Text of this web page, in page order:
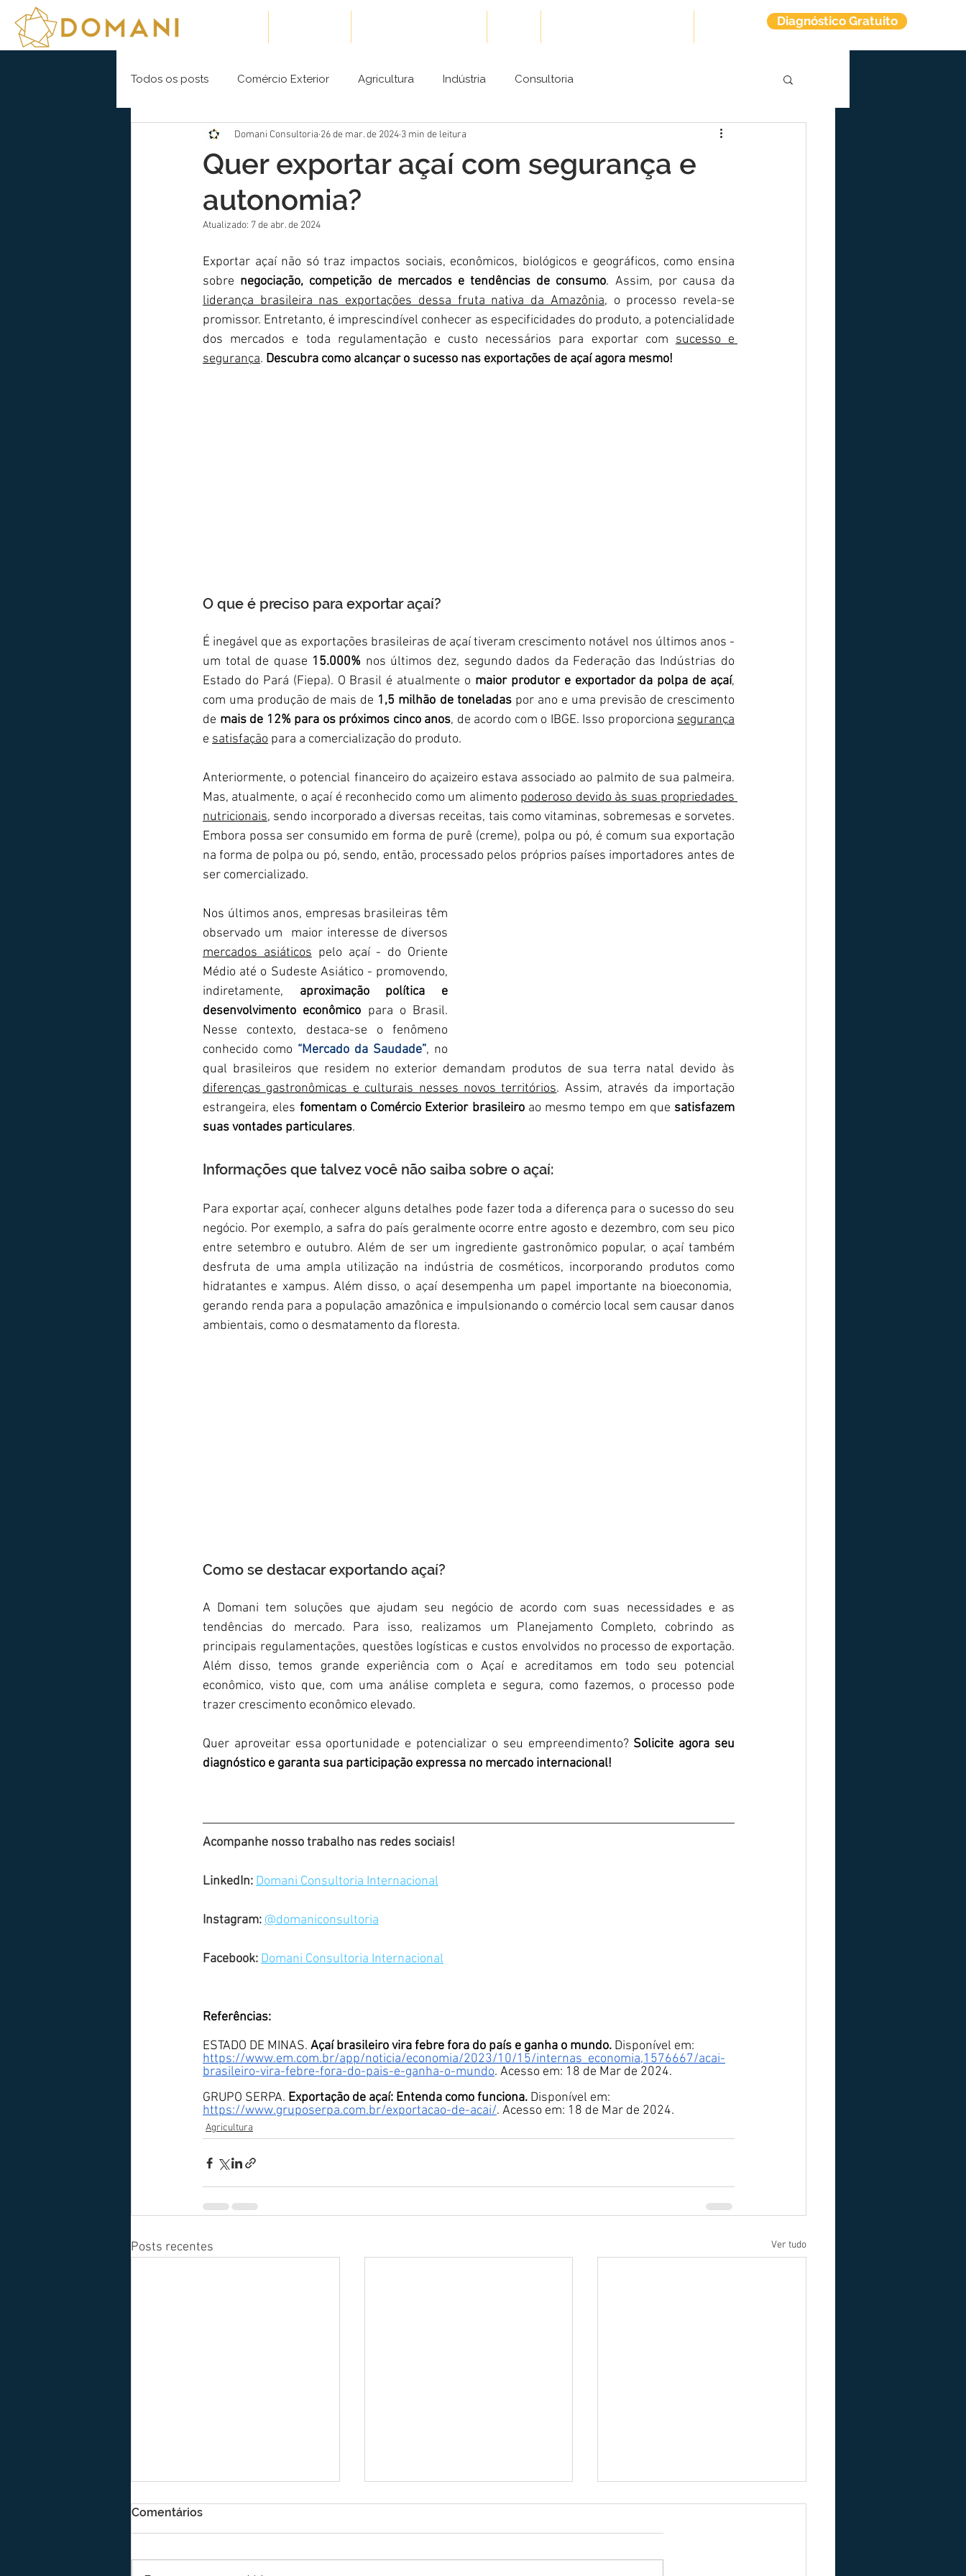
Diagnóstico Gratuito
Todos os posts Comércio Exterior Agricultura Indústria Consultoria
Quer exportar açaí com segurança e
autonomia?
Domani Consultoria 26 de mar. de 2024 3 min de leitura
Atualizado: 7 de abr. de 2024
Exportar açaí não só traz impactos sociais, econômicos, biológicos e geográficos, como ensina
sobre negociação, competição de mercados e tendências de consumo
liderança brasileira nas exportações dessa fruta nativa da Amazônia, o processo revela-se
promissor. Entretanto, é imprescindível conhecer as especificidades do produto, a potencialidade
dos mercados e toda regulamentação e custo necessários para exportar com sucesso e
segurança. Descubra como alcançar o sucesso nas exportações de açaí agora mesmo!
O que é preciso para exportar açaí?
É inegável que as exportações brasileiras de açaí tiveram crescimento notável nos últimos anos -
um total de quase 15.000% nos últimos dez, segundo dados da Federação das Indústrias do
Estado do Pará (Fiepa). O Brasil é atualmente o maior produtor e exportador da polpa de açaí,
com uma produção de mais de 1,5 milhão de toneladas por ano e uma previsão de crescimento
de mais de 12% para os próximos cinco anos, de acordo com o IBGE. Isso proporciona segurança
e satisfação para a comercialização do produto.
Anteriormente, o potencial financeiro do açaizeiro estava associado ao palmito de sua palmeira.
Mas, atualmente, o açaí é reconhecido como um alimento poderoso devido às suas propriedades
nutricionais, sendo incorporado a diversas receitas, tais como vitaminas, sobremesas e sorvetes.
Embora possa ser consumido em forma de purê (creme), polpa ou pó, é comum sua exportação
na forma de polpa ou pó, sendo, então, processado pelos próprios países importadores antes de
ser comercializado.
Nos últimos anos, empresas brasileiras têm
mercados asiáticos pelo açaí - do Oriente
Médio até o Sudeste Asiático - promovendo,
indiretamente, aproximação política e
desenvolvimento econômico para o Brasil.
Nesse contexto, destaca-se o fenômeno
conhecido como “Mercado da Saudade”, no
diferenças gastronômicas e culturais nesses novos territórios. Assim, através da importação
estrangeira, eles fomentam o Comércio Exterior brasileiro ao mesmo tempo em que satisfazem
suas vontades particulares.
Informações que talvez você não saiba sobre o açaí:
Para exportar açaí, conhecer alguns detalhes pode fazer toda a diferença para o sucesso do seu
negócio. Por exemplo, a safra do país geralmente ocorre entre agosto e dezembro, com seu pico
entre setembro e outubro. Além de ser um ingrediente gastronômico popular, o açaí também
desfruta de uma ampla utilização na indústria de cosméticos, incorporando produtos como
hidratantes e xampus. Além disso, o açaí desempenha um papel importante na bioeconomia,
gerando renda para a população amazônica e impulsionando o comércio local sem causar danos
ambientais, como o desmatamento da floresta.
Como se destacar exportando açaí?
A Domani tem soluções que ajudam seu negócio de acordo com suas necessidades e as
tendências do mercado. Para isso, realizamos um Planejamento Completo, cobrindo as
principais regulamentações, questões logísticas e custos envolvidos no processo de exportação.
Além disso, temos grande experiência com o Açaí e acreditamos em todo seu potencial
econômico, visto que, com uma análise completa e segura, como fazemos, o processo pode
trazer crescimento econômico elevado.
Quer aproveitar essa oportunidade e potencializar o seu empreendimento? Solicite agora seu
diagnóstico e garanta sua participação expressa no mercado internacional!
Acompanhe nosso trabalho nas redes sociais!
LinkedIn: Domani Consultoria Internacional
Instagram: @domaniconsultoria
Facebook: Domani Consultoria Internacional
Referências:
ESTADO DE MINAS. Açaí brasileiro vira febre fora do país e ganha o mundo. Disponível em:
https://www.em.com.br/app/noticia/economia/2023/10/15/internas_economia,1576667/acai-
brasileiro-vira-febre-fora-do-pais-e-ganha-o-mundo. Acesso em: 18 de Mar de 2024.
GRUPO SERPA. Exportação de açaí: Entenda como funciona. Disponível em:
https://www.gruposerpa.com.br/exportacao-de-acai/. Acesso em: 18 de Mar de 2024.
Agricultura
Posts recentes Ver tudo
Comentários